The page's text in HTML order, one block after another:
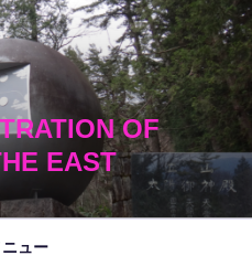
OF
EAST
ニュー